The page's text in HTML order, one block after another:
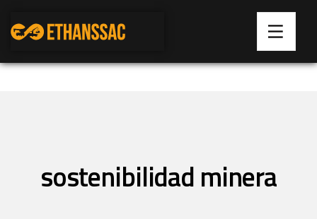
sostenibilidad minera